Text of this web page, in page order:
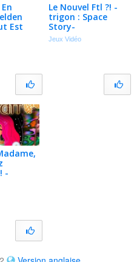
Est
Le Nouvel Ftl ?! -
trigon : Space
Story-
[decouverte]
Jeux Vidéo
-